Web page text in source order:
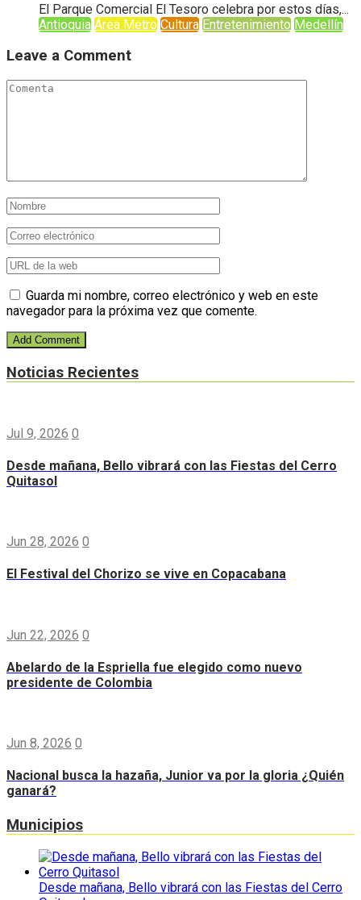
El Parque Comercial El Tesoro celebra por estos días,...
Antioquia Área Metro Cultura Entretenimiento Medellín
Leave a Comment
Guarda mi nombre, correo electrónico y web en este
navegador para la próxima vez que comente.
Noticias Recientes
Jul 9, 2026 0
Desde mañana, Bello vibrará con las Fiestas del Cerro
Quitasol
Jun 28, 2026 0
El Festival del Chorizo se vive en Copacabana
Jun 22, 2026 0
Abelardo de la Espriella fue elegido como nuevo
presidente de Colombia
Jun 8, 2026 0
Nacional busca la hazaña, Junior va por la gloria ¿Quién
ganará?
Municipios
Desde mañana, Bello vibrará con las Fiestas del Cerro